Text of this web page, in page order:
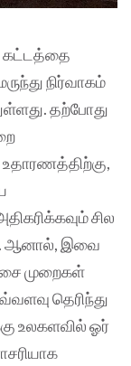
கட்டத்தை
நிர்வாகம்
தற்போது
உதாரணத்திற்கு,
சில
ஆனால், இவை
முறைகள்
தெரிந்து
உலகளவில் ஓர்